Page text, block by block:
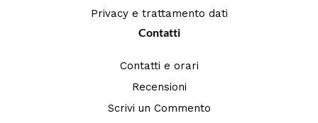
Privacy e trattamento dati
Contatti
Contatti e orari
Recensioni
Scrivi un Commento